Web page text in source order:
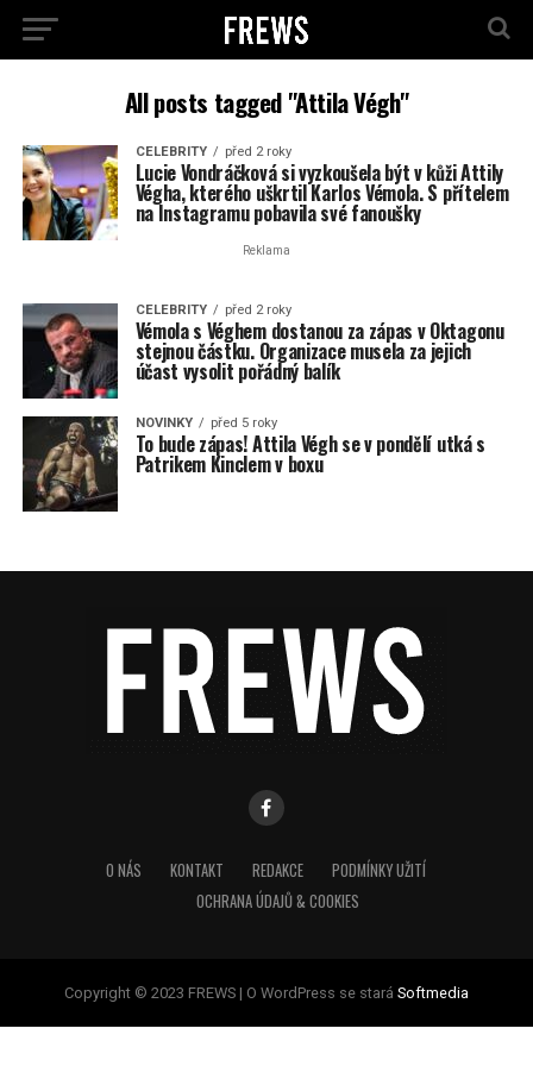
All posts tagged "Attila Végh"
CELEBRITY před 2 roky
Lucie Vondráčková si vyzkoušela být v kůži Attily
Végha, kterého uškrtil Karlos Vémola. S přítelem
na Instagramu pobavila své fanoušky
Reklama
CELEBRITY před 2 roky
Vémola s Véghem dostanou za zápas v Oktagonu
stejnou částku. Organizace musela za jejich
účast vysolit pořádný balík
NOVINKY před 5 roky
To bude zápas! Attila Végh se v pondělí utká s
Patrikem Kinclem v boxu
O NÁS KONTAKT REDAKCE
PODMÍNKY UŽITÍ
OCHRANA ÚDAJŮ & COOKIES
Copyright © 2023 FREWS | O WordPress se stará Softmedia